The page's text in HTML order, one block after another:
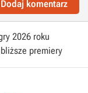
Dodaj komentarz
2026 roku
premiery